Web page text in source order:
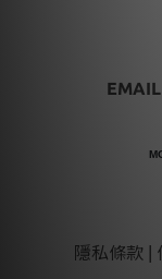
EMAIL
隱私條款 |